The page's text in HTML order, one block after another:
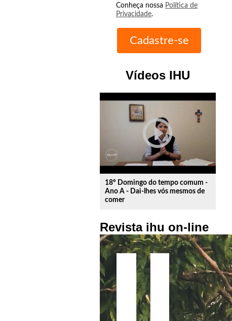
Conheça nossa Política de
Privacidade.
Vídeos IHU
play_circle_outline
18º Domingo do tempo comum -
Ano A - Dai-lhes vós mesmos de
comer
Revista ihu on-line